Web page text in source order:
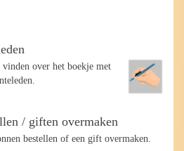
over het boekje met
/ giften overmaken
bestellen of een gift overmaken.